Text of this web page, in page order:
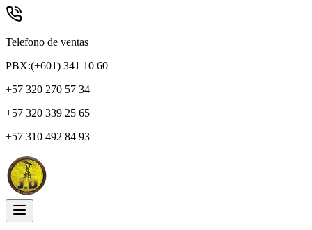
Telefono de ventas
PBX:(+601) 341 10 60
+57 320 270 57 34
+57 320 339 25 65
+57 310 492 84 93